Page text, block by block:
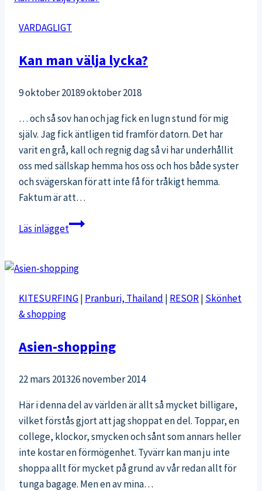
VARDAGLIGT
Kan man välja lycka?
9 oktober 20189 oktober 2018
… och så sov han och jag fick en lugn stund för mig
själv. Jag fick äntligen tid framför datorn. Det har
varit en grå, kall och regnig dag så vi har underhållit
oss med sällskap hemma hos oss och hos både syster
och svägerskan för att inte få för tråkigt hemma.
Faktum är att…
Läs inläggetKan
lycka?
KITESURFING| Pranburi, Thailand | RESOR| Skönhet
& shopping
Asien-shopping
22 mars 201326 november 2014
Här i denna del av världen är allt så mycket billigare,
vilket förstås gjort att jag shoppat en del. Toppar, en
college, klockor, smycken och sånt som annars heller
inte kostar en förmögenhet. Tyvärr kan man ju inte
shoppa allt för mycket på grund av vår redan allt för
tunga bagage. Men en av mina…